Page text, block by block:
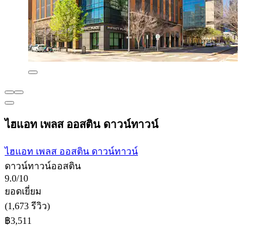
ไฮแอท เพลส ออสติน ดาวน์ทาวน์
ไฮแอท เพลส ออสติน ดาวน์ทาวน์
ดาวน์ทาวน์ออสติน
9.0/10
ยอดเยี่ยม
(1,673 รีวิว)
฿3,511